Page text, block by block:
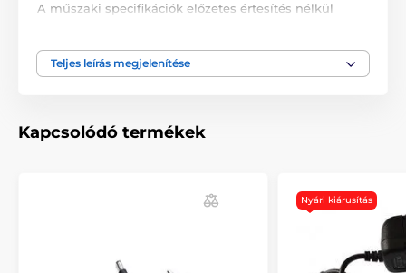
A műszaki specifikációk előzetes értesítés nélkül
Tartozékok kerítéshez
Teljes leírás megjelenítése
Kapcsolódó termékek
Nyári kiárusítás